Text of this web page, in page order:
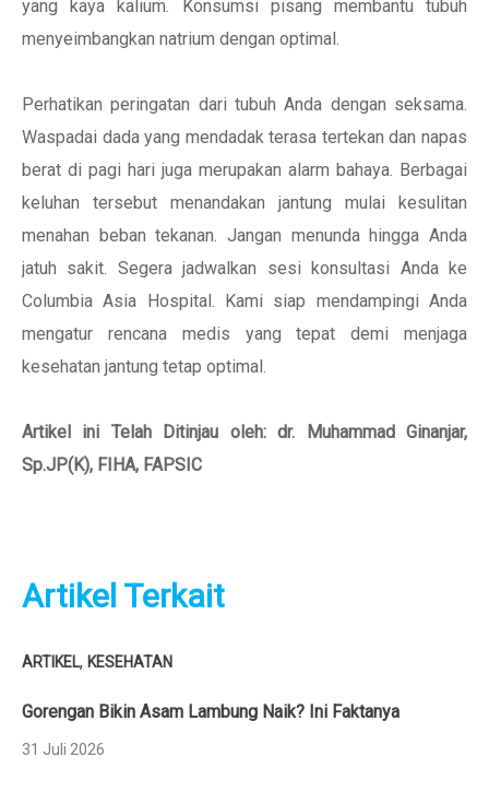
yang kaya kalium. Konsumsi pisang membantu tubuh
menyeimbangkan natrium dengan optimal.
Perhatikan peringatan dari tubuh Anda dengan seksama.
Waspadai dada yang mendadak terasa tertekan dan napas
berat di pagi hari juga merupakan alarm bahaya. Berbagai
keluhan tersebut menandakan jantung mulai kesulitan
menahan beban tekanan. Jangan menunda hingga Anda
jatuh sakit. Segera jadwalkan sesi konsultasi Anda ke
Columbia Asia Hospital. Kami siap mendampingi Anda
mengatur rencana medis yang tepat demi menjaga
kesehatan jantung tetap optimal.
Artikel ini Telah Ditinjau oleh: dr. Muhammad Ginanjar,
Sp.JP(K), FIHA, FAPSIC
Artikel Terkait
ARTIKEL, KESEHATAN
Gorengan Bikin Asam Lambung Naik? Ini Faktanya
31 Juli 2026